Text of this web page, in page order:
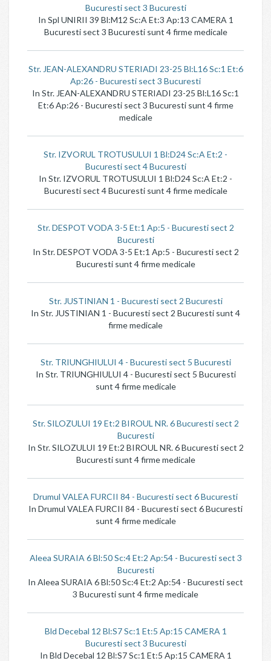
Bucuresti sect 3 Bucuresti
In Spl UNIRII 39 Bl:M12 Sc:A Et:3 Ap:13 CAMERA 1
Bucuresti sect 3 Bucuresti sunt 4 firme medicale
Str. JEAN-ALEXANDRU STERIADI 23-25 Bl:L16 Sc:1 Et:6
Ap:26 - Bucuresti sect 3 Bucuresti
In Str. JEAN-ALEXANDRU STERIADI 23-25 Bl:L16 Sc:1
Et:6 Ap:26 - Bucuresti sect 3 Bucuresti sunt 4 firme
medicale
Str. IZVORUL TROTUSULUI 1 Bl:D24 Sc:A Et:2 -
Bucuresti sect 4 Bucuresti
In Str. IZVORUL TROTUSULUI 1 Bl:D24 Sc:A Et:2 -
Bucuresti sect 4 Bucuresti sunt 4 firme medicale
Str. DESPOT VODA 3-5 Et:1 Ap:5 - Bucuresti sect 2
Bucuresti
In Str. DESPOT VODA 3-5 Et:1 Ap:5 - Bucuresti sect 2
Bucuresti sunt 4 firme medicale
Str. JUSTINIAN 1 - Bucuresti sect 2 Bucuresti
In Str. JUSTINIAN 1 - Bucuresti sect 2 Bucuresti sunt 4
firme medicale
Str. TRIUNGHIULUI 4 - Bucuresti sect 5 Bucuresti
In Str. TRIUNGHIULUI 4 - Bucuresti sect 5 Bucuresti
sunt 4 firme medicale
Str. SILOZULUI 19 Et:2 BIROUL NR. 6 Bucuresti sect 2
Bucuresti
In Str. SILOZULUI 19 Et:2 BIROUL NR. 6 Bucuresti sect 2
Bucuresti sunt 4 firme medicale
Drumul VALEA FURCII 84 - Bucuresti sect 6 Bucuresti
In Drumul VALEA FURCII 84 - Bucuresti sect 6 Bucuresti
sunt 4 firme medicale
Aleea SURAIA 6 Bl:50 Sc:4 Et:2 Ap:54 - Bucuresti sect 3
Bucuresti
In Aleea SURAIA 6 Bl:50 Sc:4 Et:2 Ap:54 - Bucuresti sect
3 Bucuresti sunt 4 firme medicale
Bld Decebal 12 Bl:S7 Sc:1 Et:5 Ap:15 CAMERA 1
Bucuresti sect 3 Bucuresti
In Bld Decebal 12 Bl:S7 Sc:1 Et:5 Ap:15 CAMERA 1